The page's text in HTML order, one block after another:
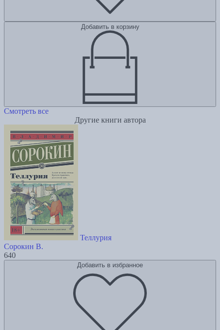
Добавить в корзину
Смотреть все
Другие книги автора
Теллурия
Сорокин В.
640
Добавить в избранное